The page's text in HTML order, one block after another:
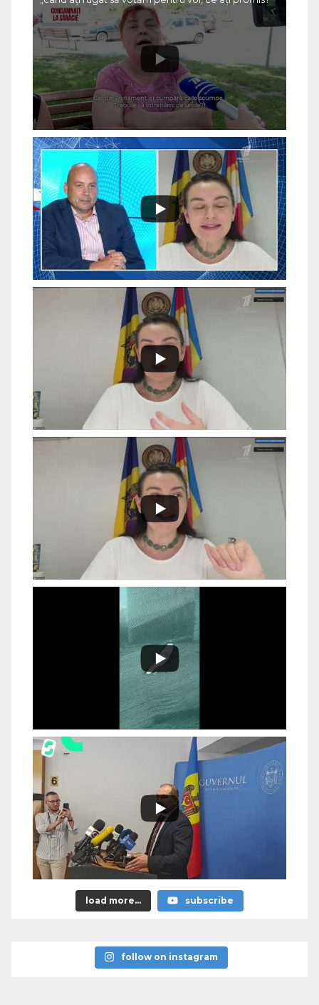
load more... subscribe
follow on instagram